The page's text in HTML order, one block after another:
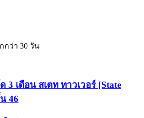
กว่า 30 วัน
3 เดือน สเตท ทาวเวอร์ [State
46